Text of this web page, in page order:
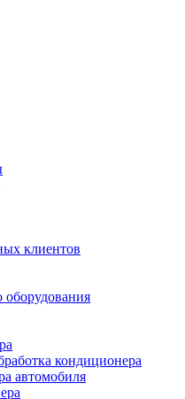
клиентов
оборудования
кондиционера
автомобиля